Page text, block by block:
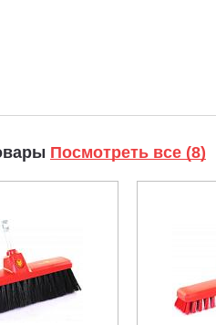
Посмотреть все (8)